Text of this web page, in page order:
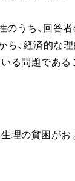
のうち、回答
ら、経済的な
る問題である
理の貧困が